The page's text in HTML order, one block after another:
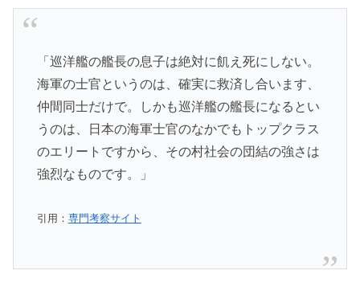
「巡洋艦の艦長の息子は絶対に飢え死にしない。
海軍の士官というのは、確実に救済し合います、
仲間同士だけで。しかも巡洋艦の艦長になるとい
うのは、日本の海軍士官のなかでもトップクラス
のエリートですから、その村社会の団結の強さは
強烈なものです。」
引用： 専門考察サイト